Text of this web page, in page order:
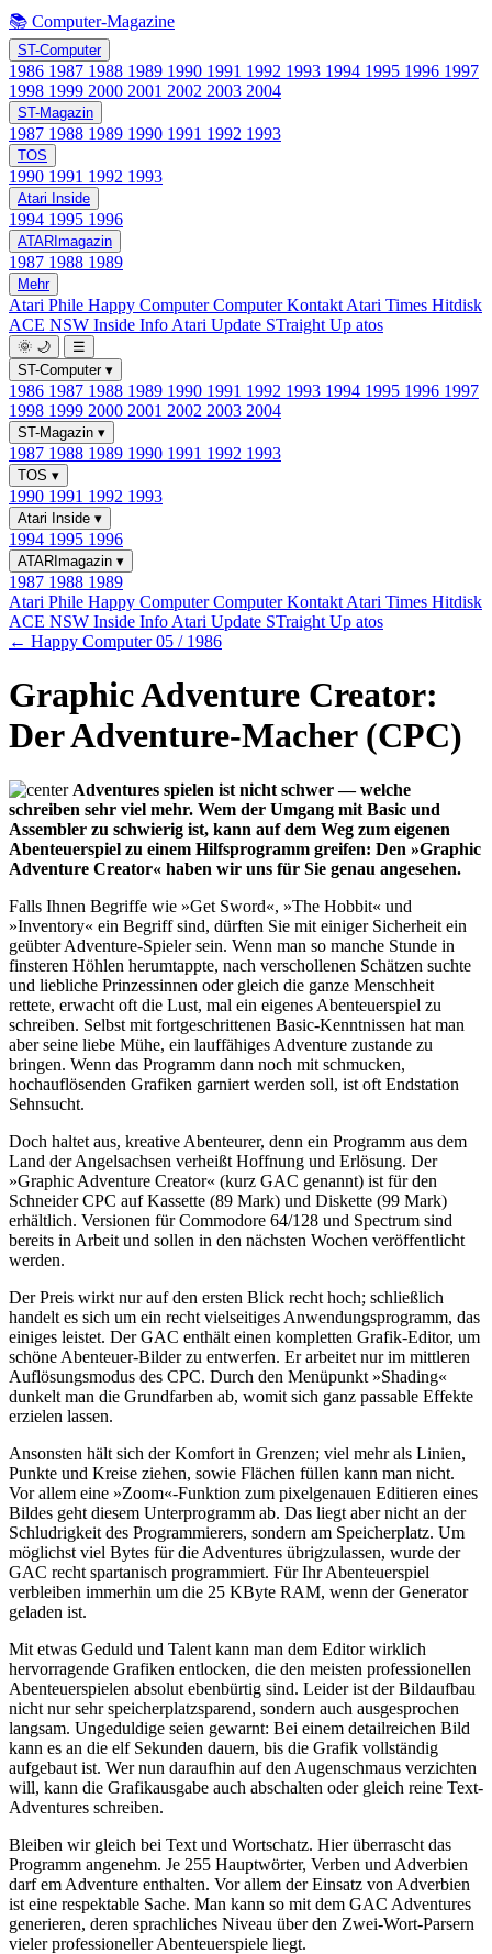
📚 Computer-Magazine
ST-Computer
1986 1987 1988 1989 1990 1991 1992 1993 1994 1995 1996 1997
1998 1999 2000 2001 2002 2003 2004
ST-Magazin
1987 1988 1989 1990 1991 1992 1993
TOS
1990 1991 1992 1993
Atari Inside
1994 1995 1996
ATARImagazin
1987 1988 1989
Mehr
Atari Phile Happy ComputerComputer Kontakt Atari Times Hitdisk
ACE NSW Inside Info Atari Update STraight Up atos
🌞 🌙
☰
ST-Computer ▾
1986 1987 1988 1989 1990 1991 1992 1993 1994 1995 1996 1997
1998 1999 2000 2001 2002 2003 2004
ST-Magazin ▾
1987 1988 1989 1990 1991 1992 1993
TOS ▾
1990 1991 1992 1993
Atari Inside ▾
1994 1995 1996
ATARImagazin ▾
1987 1988 1989
Atari Phile Happy ComputerComputer Kontakt Atari Times Hitdisk
ACE NSW Inside Info Atari Update STraight Up atos
← Happy Computer 05 / 1986
Graphic Adventure Creator:
Der Adventure-Macher (CPC)
Adventures spielen ist nicht schwer — welche
schreiben sehr viel mehr. Wem der Umgang mit Basic und
Assembler zu schwierig ist, kann auf dem Weg zum eigenen
Abenteuerspiel zu einem Hilfsprogramm greifen: Den »Graphic
Adventure Creator« haben wir uns für Sie genau angesehen.
Falls Ihnen Begriffe wie »Get Sword«, »The Hobbit« und
»Inventory« ein Begriff sind, dürften Sie mit einiger Sicherheit ein
geübter Adventure-Spieler sein. Wenn man so manche Stunde in
finsteren Höhlen herumtappte, nach verschollenen Schätzen suchte
und liebliche Prinzessinnen oder gleich die ganze Menschheit
rettete, erwacht oft die Lust, mal ein eigenes Abenteuerspiel zu
schreiben. Selbst mit fortgeschrittenen Basic-Kenntnissen hat man
aber seine liebe Mühe, ein lauffähiges Adventure zustande zu
bringen. Wenn das Programm dann noch mit schmucken,
hochauflösenden Grafiken garniert werden soll, ist oft Endstation
Sehnsucht.
Doch haltet aus, kreative Abenteurer, denn ein Programm aus dem
Land der Angelsachsen verheißt Hoffnung und Erlösung. Der
»Graphic Adventure Creator« (kurz GAC genannt) ist für den
Schneider CPC auf Kassette (89 Mark) und Diskette (99 Mark)
erhältlich. Versionen für Commodore 64/128 und Spectrum sind
bereits in Arbeit und sollen in den nächsten Wochen veröffentlicht
werden.
Der Preis wirkt nur auf den ersten Blick recht hoch; schließlich
handelt es sich um ein recht vielseitiges Anwendungsprogramm, das
einiges leistet. Der GAC enthält einen kompletten Grafik-Editor, um
schöne Abenteuer-Bilder zu entwerfen. Er arbeitet nur im mittleren
Auflösungsmodus des CPC. Durch den Menüpunkt »Shading«
dunkelt man die Grundfarben ab, womit sich ganz passable Effekte
erzielen lassen.
Ansonsten hält sich der Komfort in Grenzen; viel mehr als Linien,
Punkte und Kreise ziehen, sowie Flächen füllen kann man nicht.
Vor allem eine »Zoom«-Funktion zum pixelgenauen Editieren eines
Bildes geht diesem Unterprogramm ab. Das liegt aber nicht an der
Schludrigkeit des Programmierers, sondern am Speicherplatz. Um
möglichst viel Bytes für die Adventures übrigzulassen, wurde der
GAC recht spartanisch programmiert. Für Ihr Abenteuerspiel
verbleiben immerhin um die 25 KByte RAM, wenn der Generator
geladen ist.
Mit etwas Geduld und Talent kann man dem Editor wirklich
hervorragende Grafiken entlocken, die den meisten professionellen
Abenteuerspielen absolut ebenbürtig sind. Leider ist der Bildaufbau
nicht nur sehr speicherplatzsparend, sondern auch ausgesprochen
langsam. Ungeduldige seien gewarnt: Bei einem detailreichen Bild
kann es an die elf Sekunden dauern, bis die Grafik vollständig
aufgebaut ist. Wer nun daraufhin auf den Augenschmaus verzichten
will, kann die Grafikausgabe auch abschalten oder gleich reine Text-
Adventures schreiben.
Bleiben wir gleich bei Text und Wortschatz. Hier überrascht das
Programm angenehm. Je 255 Hauptwörter, Verben und Adverbien
darf em Adventure enthalten. Vor allem der Einsatz von Adverbien
ist eine respektable Sache. Man kann so mit dem GAC Adventures
generieren, deren sprachliches Niveau über den Zwei-Wort-Parsern
vieler professioneller Abenteuerspiele liegt.